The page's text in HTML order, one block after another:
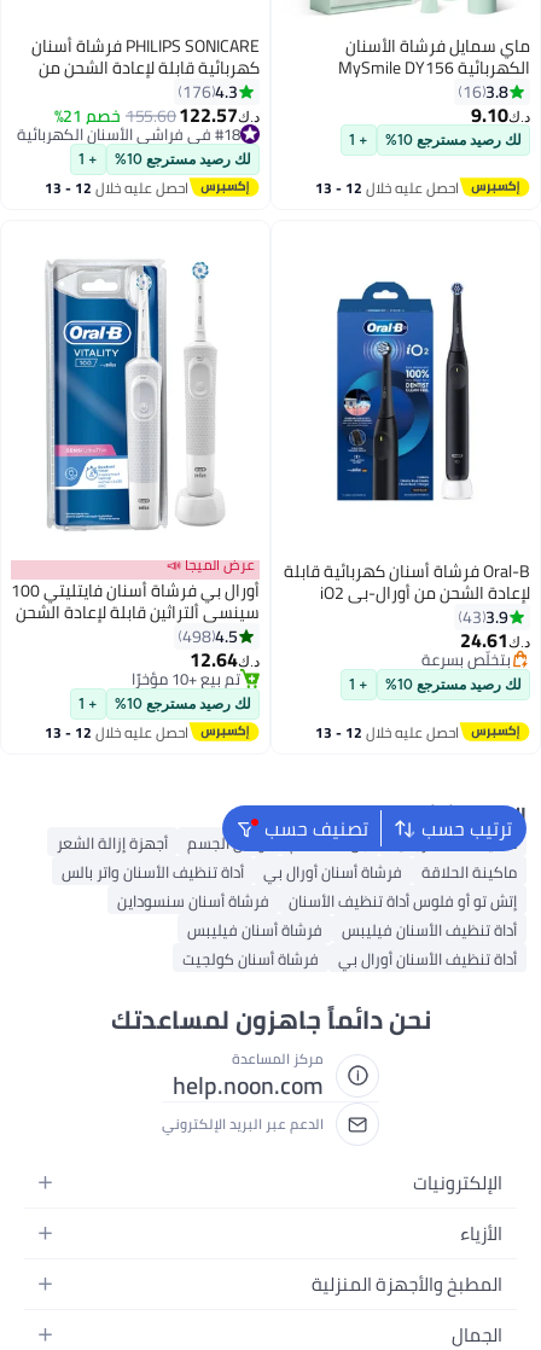
ماي سمايل فرشاة الأسنان
الكهربائية MySmile DY156
للبالغين، قابلة لإعادة الشحن
رؤوس، مؤقت ذكي لمدة دقيقتين
و5 أوضاع، 45,000 دورة في الدقيقة،
شحنة واحدة تكفي لمدة 60 يومًا
(أخضر، حجم متوسط)
3.8
16
د.ك‏9.10
لك رصيد مسترجع 10% + 1
احصل عليه خلال 12 - 13
PHILIPS SONICARE فرشاة أسنان
كهربائية قابلة لإعادة الشحن من
SenseIQ وتقنية الذكاء الاصطناعي،
HX9992/21
4.3
176
د.ك‏122.57
155.60خصم 21%
#18 في فراشي الأسنان الكهربائية
#18 في فراشي الأسنان الكهربائية
لك رصيد مسترجع 10% + 1
احصل عليه خلال 12 - 13
Oral-B فرشاة أسنان كهربائية قابلة
لإعادة الشحن من أورال-بي iO2
باللون الأسود
3.9
43
د.ك‏24.61
بتخلّص بسرعة
بتخلّص بسرعة
لك رصيد مسترجع 10% + 1
احصل عليه خلال 12 - 13
عرض الميجا 📣
أورال بي فرشاة أسنان فايتليتي 100
سينسي ألتراثين قابلة لإعادة الشحن
بشكل البتلة أبيض
4.5
498
د.ك‏12.64
تم بيع +10 مؤخرًا
تم بيع +10 مؤخرًا
لك رصيد مسترجع 10% + 1
احصل عليه خلال 12 - 13
ترتيب حسب تصنيف حسب البحث الشائع
ماكينة حلاقة رجالية جل استحمام لوشن الجسم
أجهزة إزالة الشعر
ماكينة الحلاقة
فرشاة أسنان أورال بي
أداة تنظيف الأسنان واتر بالس
إتش تو أو فلوس أداة تنظيف الأسنان
فرشاة أسنان سنسوداين
أداة تنظيف الأسنان فيليبس
فرشاة أسنان فيليبس
أداة تنظيف الأسنان أورال بي
فرشاة أسنان كولجيت
نحن دائماً جاهزون لمساعدتك
مركز المساعدة
help.noon.com
الدعم عبر البريد الإلكتروني
الإلكترونيات
الجوالات
اللابتوبات
الأجهزة المنزلية
الأزياء
أزياء نسائية
المطبخ والأجهزة المنزلية
الحمام
الجمال